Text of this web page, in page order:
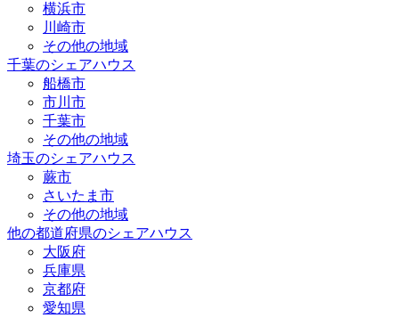
横浜市
川崎市
その他の地域
千葉のシェアハウス
船橋市
市川市
千葉市
その他の地域
埼玉のシェアハウス
蕨市
さいたま市
その他の地域
他の都道府県のシェアハウス
大阪府
兵庫県
京都府
愛知県